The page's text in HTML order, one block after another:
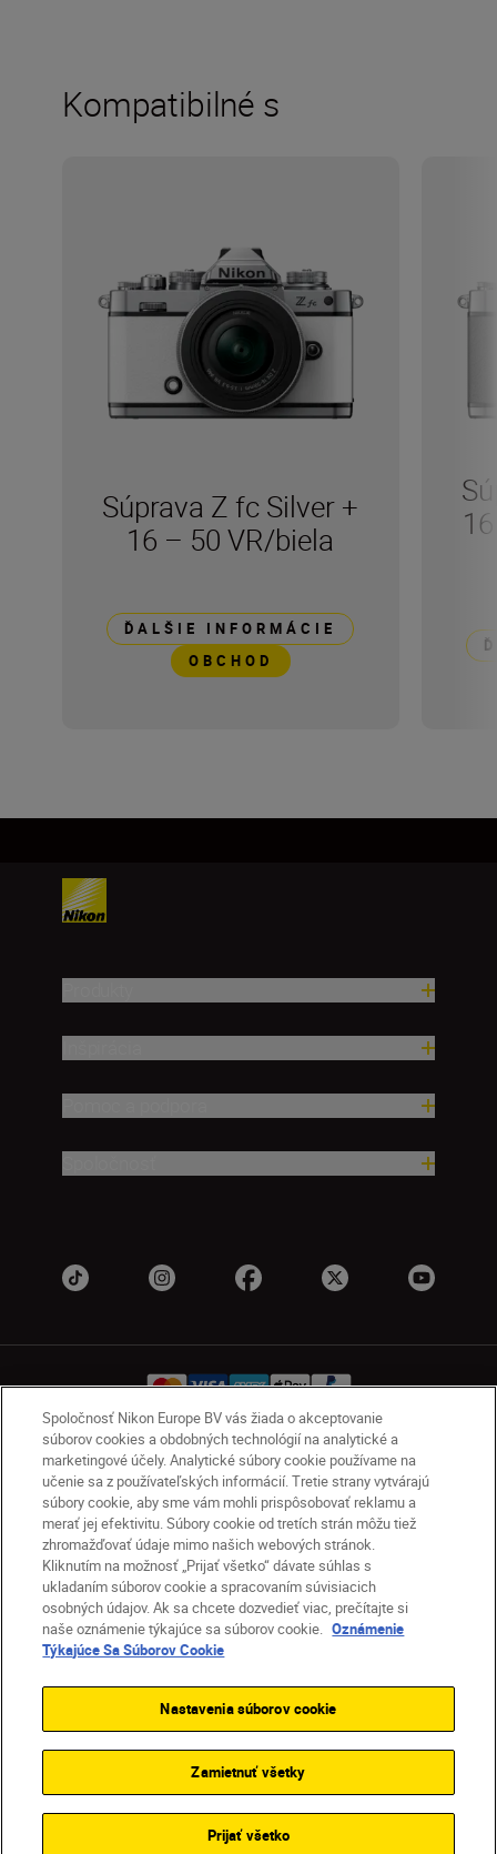
Kompatibilné s
Súprava Z fc Silver +
16 – 50 VR/biela
ĎALŠIE INFORMÁCIE
OBCHOD
SK Nikon Sites
Kontakt
Oznámenie o ochrane osobných údajov
Podmienky používania
Nikon Store – zmluvné podmienky
Oznámenie týkajúce sa súborov cookie
Prístupnosť
Nastavenia súborov cookie
© 2026 Nikon
SKIP
Spoločnosť Nikon Europe BV vás žiada o akceptovanie
súborov cookies a obdobných technológií na analytické a
marketingové účely. Analytické súbory cookie používame na
učenie sa z používateľských informácií. Tretie strany vytvárajú
súbory cookie, aby sme vám mohli prispôsobovať reklamu a
merať jej efektivitu. Súbory cookie od tretích strán môžu tiež
zhromažďovať údaje mimo našich webových stránok.
Kliknutím na možnosť „Prijať všetko“ dávate súhlas s
ukladaním súborov cookie a spracovaním súvisiacich
osobných údajov. Ak sa chcete dozvedieť viac, prečítajte si
naše oznámenie týkajúce sa súborov cookie. Oznámenie
Týkajúce Sa Súborov Cookie
Nastavenia súborov cookie
Zamietnuť všetky
Prijať všetko